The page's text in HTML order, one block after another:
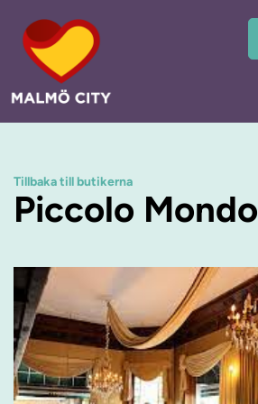
Tillbaka till butikerna
Piccolo Mondo